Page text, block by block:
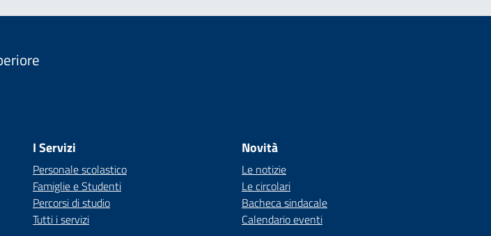
I Servizi
Personale scolastico
Famiglie e Studenti
Percorsi di studio
Tutti i servizi
Novità
Le notizie
Le circolari
Bacheca sindacale
Calendario eventi